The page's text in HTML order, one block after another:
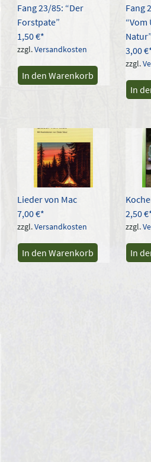
Fang 23/85: “Der
Forstpate”
1,50€
zzgl.Versandkosten
In den Warenkorb
Fang
3,00€
zzgl.
In
Lieder von Mac
7,00€
zzgl.Versandkosten
In den Warenkorb
2,50€
zzgl.
In